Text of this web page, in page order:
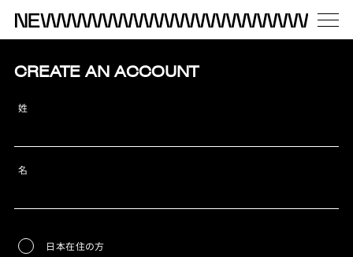
CREATE AN ACCOUNT
姓
名
日本在住の方